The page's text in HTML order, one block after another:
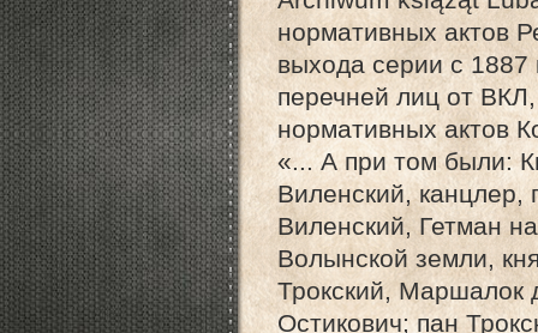
нормативных актов
выхода серии с
перечней лиц от
нормативных актов
«... А при том были:
Виленский,
Виленский, Гетман
Волынской земли,
Трокский, Маршалок
Остикович; пан